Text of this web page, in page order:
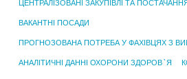
ЦЕНТРАЛІЗОВАНІ ЗАКУПІВЛІ ТА
ВАКАНТНІ ПОСАДИ
ПРОГНОЗОВАНА ПОТРЕБА У ФАХІВЦЯХ З
АНАЛІТИЧНІ ДАННІ ОХОРОНИ ЗДОРОВ`Я